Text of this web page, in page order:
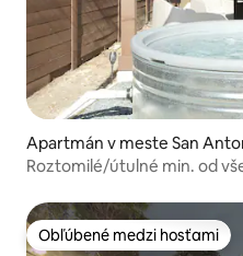
Apartmán v meste San
Roztomilé/útulné min. od
Obľúbené medzi hosťami
Obľúbené medzi hosťami